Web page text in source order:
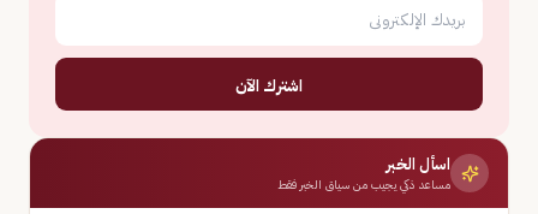
اشترك الآن
اسأل الخبر
مساعد ذكي يجيب من سياق الخبر فقط